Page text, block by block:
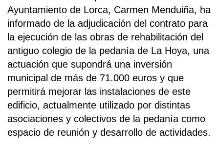
Ayuntamiento de Lorca, Carmen Menduiña, ha
informado de la adjudicación del contrato para
la ejecución de las obras de rehabilitación del
antiguo colegio de la pedanía de La Hoya, una
actuación que supondrá una inversión
municipal de más de 71.000 euros y que
permitirá mejorar las instalaciones de este
edificio, actualmente utilizado por distintas
asociaciones y colectivos de la pedanía como
espacio de reunión y desarrollo de actividades.